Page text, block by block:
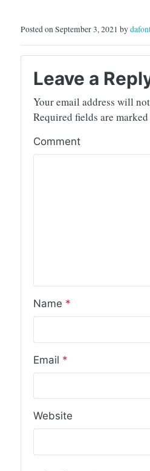
Posted on September 3, 2021 by
Leave a
Your email address will
Required fields are marked
Comment
Name *
Email *
Website